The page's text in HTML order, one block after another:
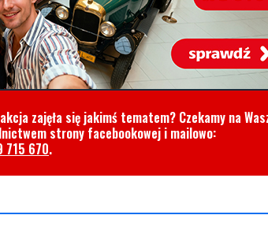
zajęła się jakimś tematem? Czekamy na
strony facebookowej i mailowo:
715 670.